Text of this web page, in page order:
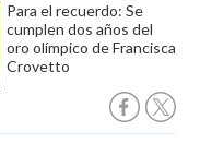
Para el recuerdo: Se
cumplen dos años del
oro olímpico de Francisca
Crovetto